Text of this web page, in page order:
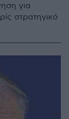
για
στρατηγικό